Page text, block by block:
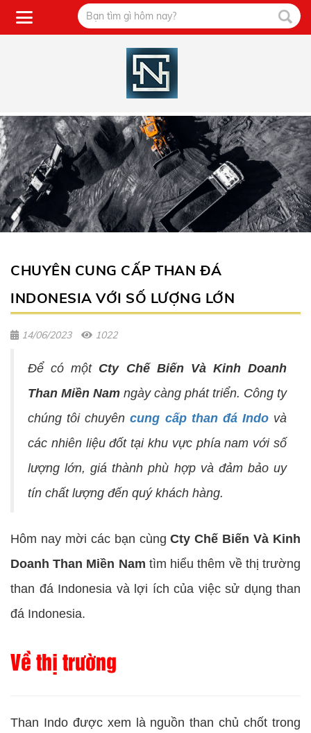
CHUYÊN CUNG CẤP THAN ĐÁ
INDONESIA VỚI SỐ LƯỢNG LỚN
14/06/2023 1022
Để có một Cty Chế Biến Và Kinh Doanh
Than Miền Nam ngày càng phát triển. Công ty
chúng tôi chuyêncung cấp than đá Indovà
các nhiên liệu đốt tại khu vực phía nam với số
lượng lớn, giá thành phù hợp và đảm bảo uy
tín chất lượng đến quý khách hàng.
Hôm nay mời các bạn cùngCty Chế Biến Và Kinh
Doanh Than Miền Nam tìm hiểu thêm về thị trường
than đá Indonesia và lợi ích của việc sử dụng than
đá Indonesia.
Về thị trường
Than Indo được xem là nguồn than chủ chốt trong